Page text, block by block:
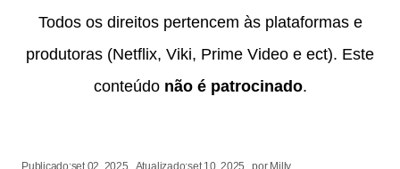
Todos os direitos pertencem às plataformas e
produtoras (Netflix, Viki, Prime Video e ect). Este
conteúdo não é patrocinado.
Publicado:set 02, 2025 Atualizado:set 10, 2025 por Milly